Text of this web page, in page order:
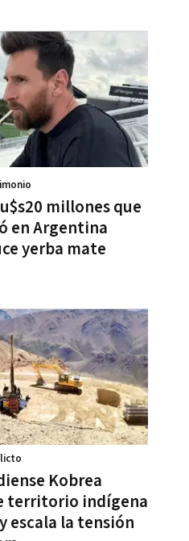
millones que
en Argentina
yerba mate
Kobrea
territorio indígena
escala la tensión